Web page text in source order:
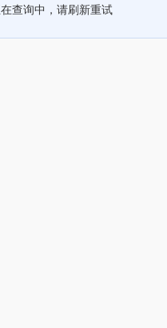
查询中，请刷新重试